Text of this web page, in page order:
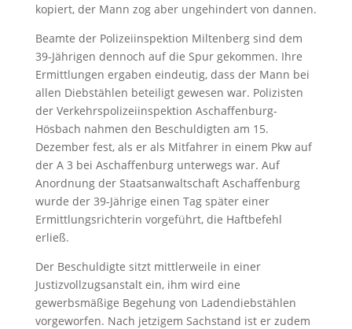
kopiert, der Mann zog aber ungehindert von dannen.
Beamte der Polizeiinspektion Miltenberg sind dem
39-Jährigen dennoch auf die Spur gekommen. Ihre
Ermittlungen ergaben eindeutig, dass der Mann bei
allen Diebstählen beteiligt gewesen war. Polizisten
der Verkehrspolizeiinspektion Aschaffenburg-
Hösbach nahmen den Beschuldigten am 15.
Dezember fest, als er als Mitfahrer in einem Pkw auf
der A 3 bei Aschaffenburg unterwegs war. Auf
Anordnung der Staatsanwaltschaft Aschaffenburg
wurde der 39-Jährige einen Tag später einer
Ermittlungsrichterin vorgeführt, die Haftbefehl
erließ.
Der Beschuldigte sitzt mittlerweile in einer
Justizvollzugsanstalt ein, ihm wird eine
gewerbsmäßige Begehung von Ladendiebstählen
vorgeworfen. Nach jetzigem Sachstand ist er zudem